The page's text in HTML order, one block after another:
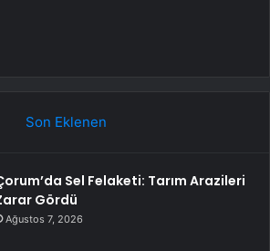
Son Eklenen
Sel Felaketi: Tarım Arazileri
Gördü
Ağustos 7, 2026